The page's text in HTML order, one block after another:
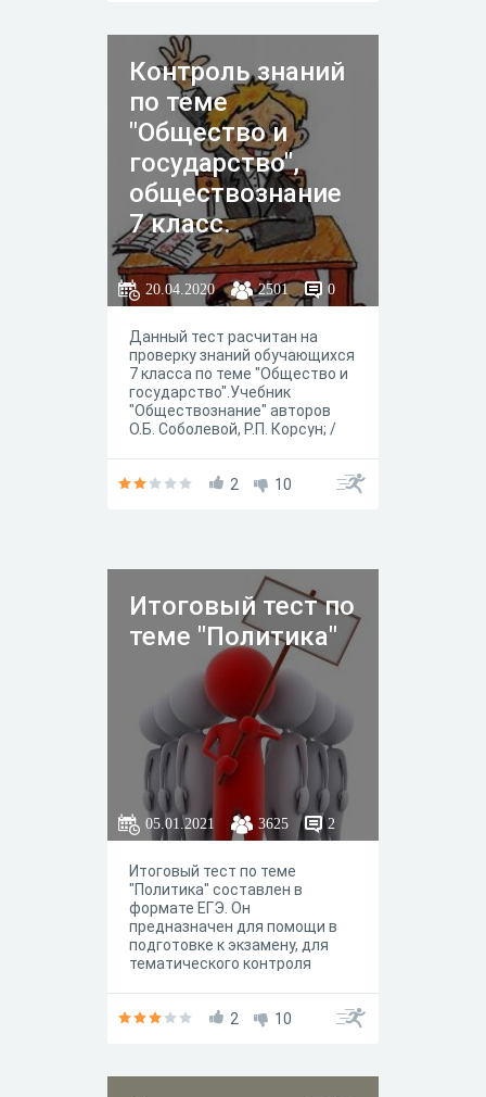
Контроль знаний
по теме
"Общество и
государство",
обществознание
7 класс.
20.04.2020 2501 0
Данный тест расчитан на
проверку знаний обучающихся
7 класса по теме "Общество и
государство".Учебник
"Обществознание" авторов
О.Б. Соболевой, Р.П. Корсун; /
Граф. ПЕред прохождением
2 10
Итоговый тест по
теме "Политика"
05.01.2021 3625 2
Итоговый тест по теме
"Политика" составлен в
формате ЕГЭ. Он
предназначен для помощи в
подготовке к экзамену, для
тематического контроля
классов
2 10